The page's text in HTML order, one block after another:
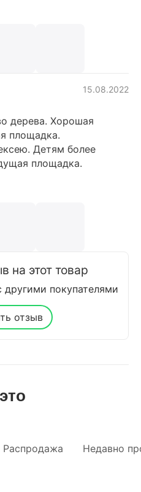
15.08.2022
дерева. Хорошая
площадка.
Детям более
площадка.
на этот товар
покупателями
отзыв
Распродажа Недавно